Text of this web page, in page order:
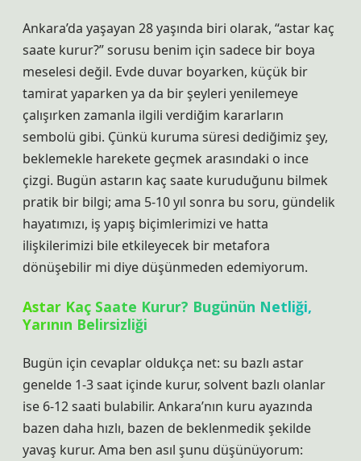
Ankara’da yaşayan 28 yaşında biri olarak, “astar kaç
saate kurur?” sorusu benim için sadece bir boya
meselesi değil. Evde duvar boyarken, küçük bir
tamirat yaparken ya da bir şeyleri yenilemeye
çalışırken zamanla ilgili verdiğim kararların
sembolü gibi. Çünkü kuruma süresi dediğimiz şey,
beklemekle harekete geçmek arasındaki o ince
çizgi. Bugün astarın kaç saate kuruduğunu bilmek
pratik bir bilgi; ama 5-10 yıl sonra bu soru, gündelik
hayatımızı, iş yapış biçimlerimizi ve hatta
ilişkilerimizi bile etkileyecek bir metafora
dönüşebilir mi diye düşünmeden edemiyorum.
Astar Kaç Saate Kurur? Bugünün Netliği,
Yarının Belirsizliği
Bugün için cevaplar oldukça net: su bazlı astar
genelde 1-3 saat içinde kurur, solvent bazlı olanlar
ise 6-12 saati bulabilir. Ankara’nın kuru ayazında
bazen daha hızlı, bazen de beklenmedik şekilde
yavaş kurur. Ama ben asıl şunu düşünüyorum: